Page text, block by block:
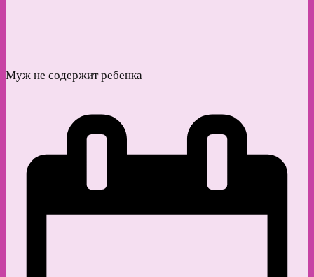
Муж не содержит ребенка